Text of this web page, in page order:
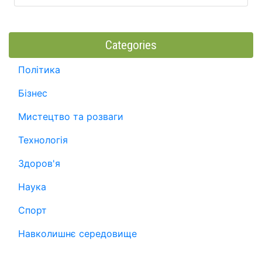
Categories
Політика
Бізнес
Мистецтво та розваги
Технологія
Здоров'я
Наука
Спорт
Навколишнє середовище